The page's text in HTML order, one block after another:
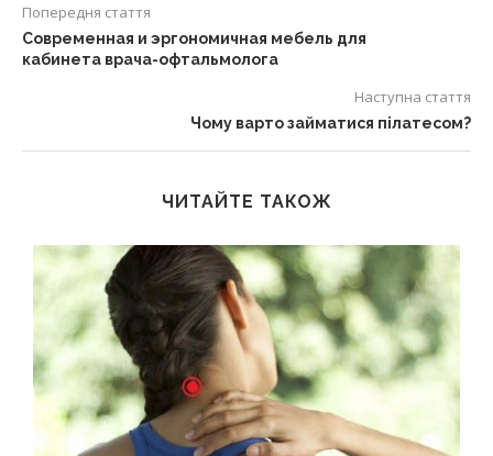
Попередня стаття
Современная и эргономичная мебель для
кабинета врача-офтальмолога
Наступна стаття
Чому варто займатися пілатесом?
ЧИТАЙТЕ ТАКОЖ